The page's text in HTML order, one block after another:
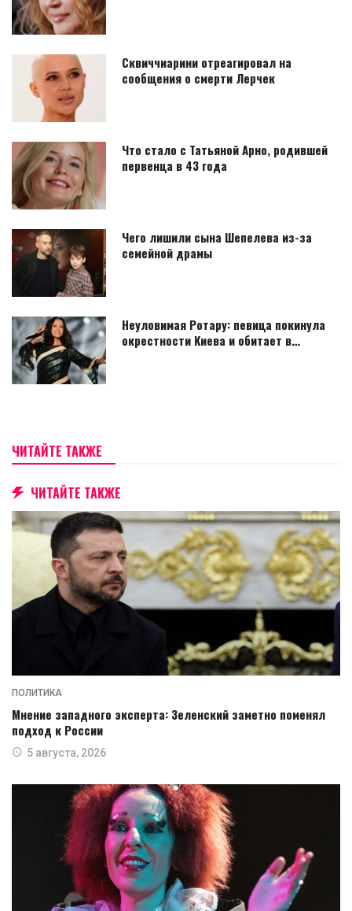
Сквиччиарини отреагировал на
сообщения о смерти Лерчек
Что стало с Татьяной Арно, родившей
первенца в 43 года
Чего лишили сына Шепелева из-за
семейной драмы
Неуловимая Ротару: певица покинула
окрестности Киева и обитает в…
ЧИТАЙТЕ ТАКЖЕ
ЧИТАЙТЕ ТАКЖЕ
ПОЛИТИКА
Мнение западного эксперта: Зеленский заметно поменял
подход к России
5 августа, 2026